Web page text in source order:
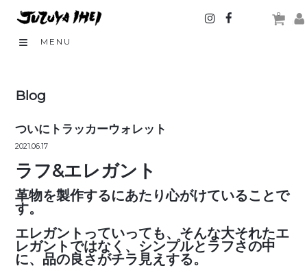
0
MENU
Blog
ついにトラッカーウォレット
2021.06.17
ラフ&エレガント
革物を製作するにあたり心がけていることで
す。
エレガントっていっても、そんな大それたエ
レガントではなく、シンプルとラフさの中
に、品の良さがチラ見えする。